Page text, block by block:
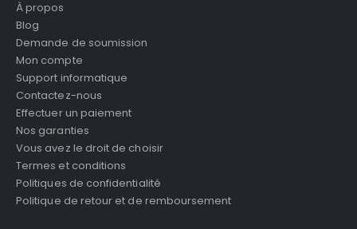
À propos
Blog
Demande de soumission
Mon compte
Support informatique
Contactez-nous
Effectuer un paiement
Nos garanties
Vous avez le droit de choisir
Termes et conditions
Politiques de confidentialité
Politique de retour et de remboursement